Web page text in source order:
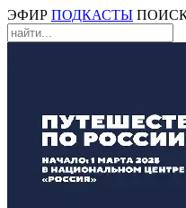
ЭФИР ПОДКАСТЫ